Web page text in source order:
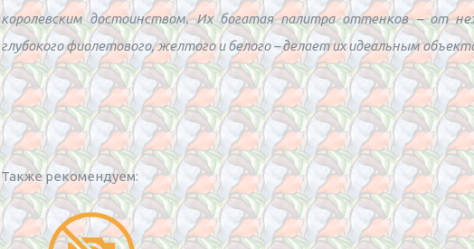
королевским достоинством. Их богатая палитра оттенков – от
глубокого фиолетового, желтого и белого – делает их идеальным
Также рекомендуем: